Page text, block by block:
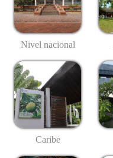
Nivel nacional
Caribe